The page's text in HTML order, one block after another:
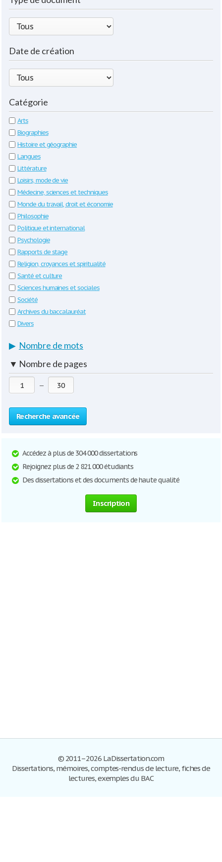
Date de création
Catégorie
Arts
Biographies
Histoire et géographie
Langues
Littérature
Loisirs, mode de vie
Médecine, sciences et techniques
Monde du travail, droit et économie
Philosophie
Politique et international
Psychologie
Rapports de stage
Religion, croyances et spiritualité
Santé et culture
Sciences humaines et sociales
Société
Archives du baccalauréat
Divers
▶ Nombre de mots
▼ Nombre de pages
—
Recherche avancée
Accédez à plus de 304 000 dissertations
Rejoignez plus de 2 821 000 étudiants
Des dissertations et des documents de haute qualité
Inscription
© 2011–2026 LaDissertation.com
Dissertations, mémoires, comptes-rendus de lecture, fiches de
lectures, exemples du BAC